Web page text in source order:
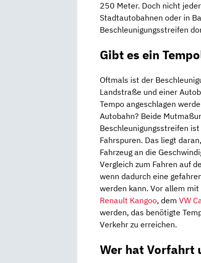
250 Meter. Doch nicht
Stadtautobahnen oder in
Beschleunigungsstreifen
Gibt es ein
Oftmals ist der
Landstraße und einer
Tempo angeschlagen
Autobahn? Beide
Beschleunigungsstreifen
Fahrspuren. Das liegt
Fahrzeug an die
Vergleich zum Fahren auf
wenn dadurch eine
werden kann. Vor allem
Renault Kangoo, dem VW
werden, das benötigte
Verkehr zu erreichen.
Wer hat Vorfahrt